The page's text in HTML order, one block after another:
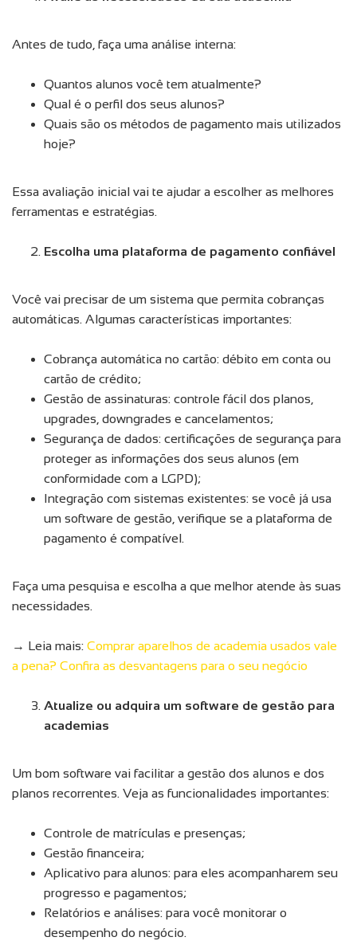
Antes de tudo, faça uma análise interna:
Quantos alunos você tem atualmente?
Qual é o perfil dos seus alunos?
Quais são os métodos de pagamento mais utilizados
hoje?
Essa avaliação inicial vai te ajudar a escolher as melhores
ferramentas e estratégias.
Escolha uma plataforma de pagamento confiável
Você vai precisar de um sistema que permita cobranças
automáticas. Algumas características importantes:
Cobrança automática no cartão: débito em conta ou
cartão de crédito;
Gestão de assinaturas: controle fácil dos planos,
upgrades, downgrades e cancelamentos;
Segurança de dados: certificações de segurança para
proteger as informações dos seus alunos (em
conformidade com a LGPD);
Integração com sistemas existentes: se você já usa
um software de gestão, verifique se a plataforma de
pagamento é compatível.
Faça uma pesquisa e escolha a que melhor atende às suas
necessidades.
→ Leia mais: Comprar aparelhos de academia usados vale
a pena? Confira as desvantagens para o seu negócio
Atualize ou adquira um software de gestão para
academias
Um bom software vai facilitar a gestão dos alunos e dos
planos recorrentes. Veja as funcionalidades importantes:
Controle de matrículas e presenças;
Gestão financeira;
Aplicativo para alunos: para eles acompanharem seu
progresso e pagamentos;
Relatórios e análises: para você monitorar o
desempenho do negócio.